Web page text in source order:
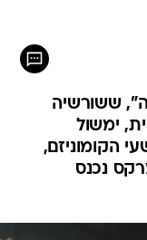
ששורשיה
ימשול
הקומוניזם,
נכנס